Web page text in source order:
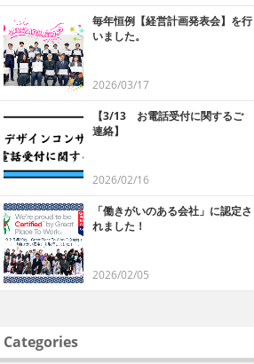
毎年恒例【経営計画発表会】を行
いました。
2026/03/17
【3/13 お電話受付に関するご
連絡】
2026/02/16
「働きがいのある会社」に認定さ
れました！
2026/02/05
Categories